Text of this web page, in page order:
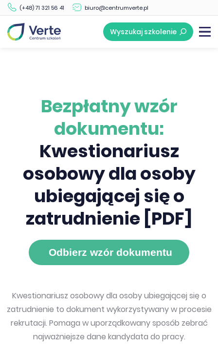
(+48) 71 321 56 41 biuro@centrumverte.pl
Wyszukaj szkolenie
Bezpłatny wzór
dokumentu:
Kwestionariusz
osobowy dla osoby
ubiegającej się o
zatrudnienie [PDF]
Odbierz wzór dokumentu
Kwestionariusz osobowy dla osoby ubiegającej się o
zatrudnienie to dokument wykorzystywany w procesie
rekrutacji. Pomaga w uporządkowany sposób zebrać
najważniejsze dane kandydata do pracy.